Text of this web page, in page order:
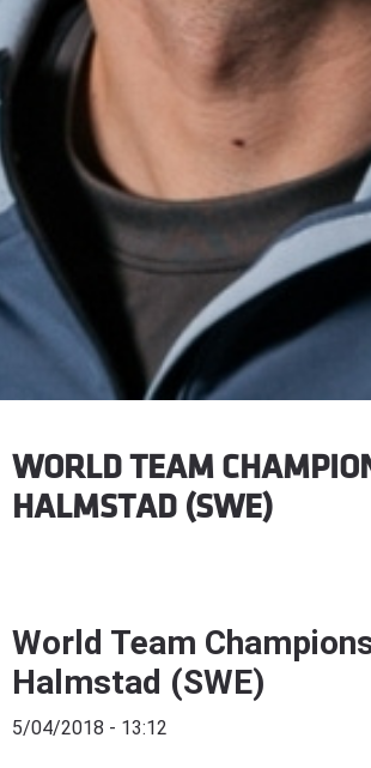
WORLD TEAM
HALMSTAD (SWE)
World Team
Halmstad (SWE)
5/04/2018 - 13:12